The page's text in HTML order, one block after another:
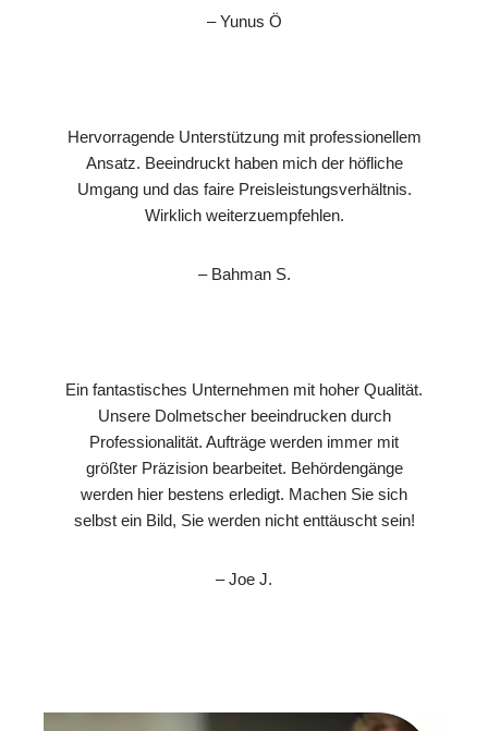
– Yunus Ö
Hervorragende Unterstützung mit professionellem
Ansatz. Beeindruckt haben mich der höfliche
Umgang und das faire Preisleistungsverhältnis.
Wirklich weiterzuempfehlen.
– Bahman S.
Ein fantastisches Unternehmen mit hoher Qualität.
Unsere Dolmetscher beeindrucken durch
Professionalität. Aufträge werden immer mit
größter Präzision bearbeitet. Behördengänge
werden hier bestens erledigt. Machen Sie sich
selbst ein Bild, Sie werden nicht enttäuscht sein!
– Joe J.